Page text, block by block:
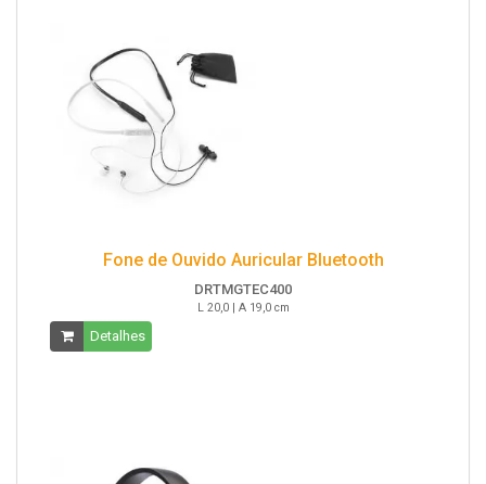
Fone de Ouvido Auricular Bluetooth
DRTMGTEC400
L 20,0 | A 19,0 cm
Detalhes